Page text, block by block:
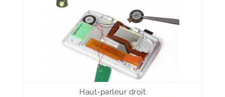
Haut-parleur droit